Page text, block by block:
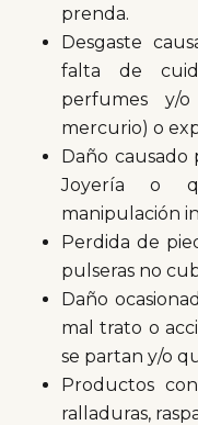
prenda.
Desgaste
falta de
perfumes y/
mercurio) o
Daño causado
Joyería o
manipulación
Perdida de
pulseras no
Daño
mal trato o
se partan y/o
Productos
ralladuras,